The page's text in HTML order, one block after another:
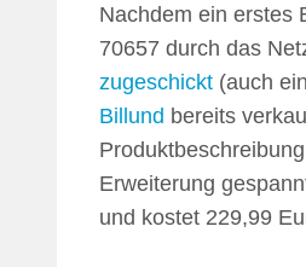
Nachdem ein erstes
70657 durch das
zugeschickt (auch
Billund bereits
Erweiterung
und kostet 229,99